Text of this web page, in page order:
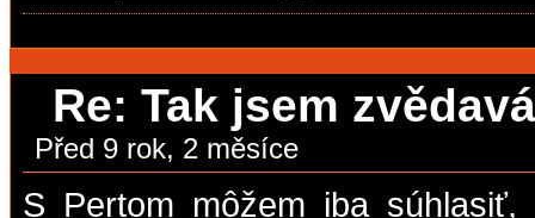
Re: Tak jsem
Před 9 rok, 2 měsíce
S Pertom môžem iba